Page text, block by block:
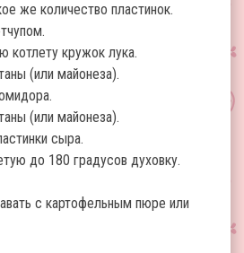
же количество пластинок.
котлету кружок лука.
(или майонеза).
(или майонеза).
сыра.
до 180 градусов духовку.
с картофельным пюре или